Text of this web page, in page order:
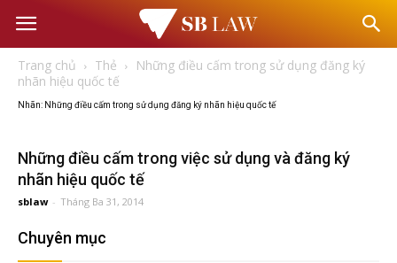
Văn
phòng
Trang chủ Thẻ
Những điều cấm trong sử dụng đăng ký
nhãn hiệu quốc tế
Nhãn: Những điều cấm trong sử dụng đăng ký nhãn hiệu quốc tế
Những điều cấm trong việc sử dụng và đăng ký
nhãn hiệu quốc tế
sblaw - Tháng Ba 31, 2014
Chuyên mục